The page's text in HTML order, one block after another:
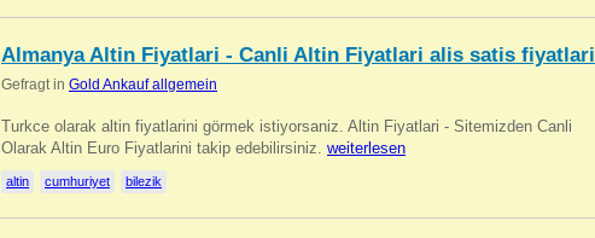
Almanya Altin Fiyatlari - Canli Altin Fiyatlari alis satis fiyatlari
Gefragt in Gold Ankauf allgemein
Turkce olarak altin fiyatlarini görmek istiyorsaniz. Altin Fiyatlari - Sitemizden Canli
Olarak Altin Euro Fiyatlarini takip edebilirsiniz. weiterlesen
altin cumhuriyet bilezik